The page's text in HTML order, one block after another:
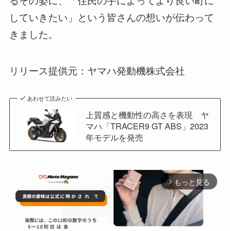
していきたい」という皆さんの想いが伝わって
きました。
リリース提供元：ヤマハ発動機株式会社
あわせて読みたい
上質感と機動性の高さを表現 ヤ
マハ「TRACER9 GT ABS」2023
年モデルを発売
arrow_forward_ios もっと見る